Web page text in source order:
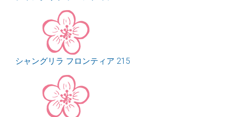
シャングリラ フロンティア 215